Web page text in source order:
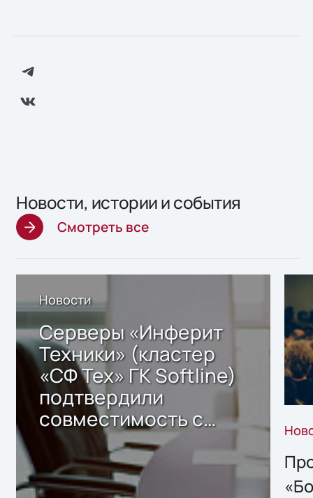
Новости, истории и события
Смотреть все
Новости
Серверы «Инферит
Техники» (кластер
«СФ Тех» ГК Softline)
подтвердили
совместимость с
решением Sharx
Storage 2.x для
хранения данных